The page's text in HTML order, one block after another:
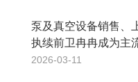
泵及真空设备销售、
执续前卫冉冉成为主
2026-03-11